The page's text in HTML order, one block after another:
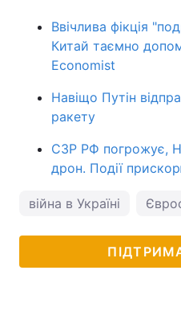
Ввічлива фікція
Китай таємно
Economist
Навіщо Путін
ракету
СЗР РФ погрожує,
дрон. Події
війна в Україні